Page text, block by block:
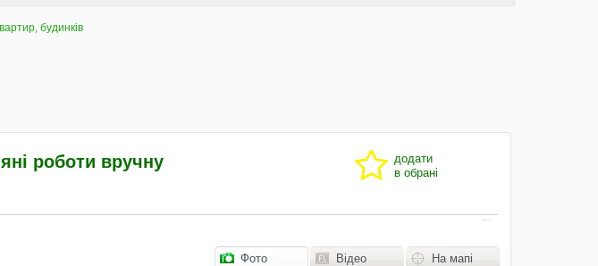
будинків
роботи вручну
додати
в обрані
Фото Відео На мапі